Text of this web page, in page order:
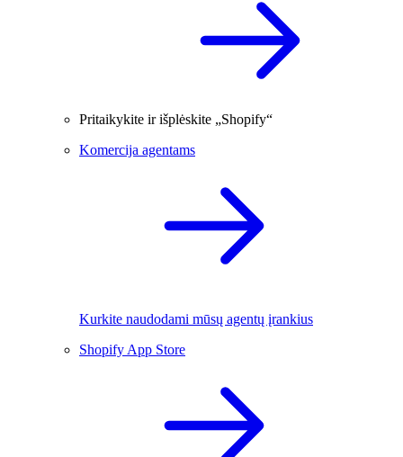
Pritaikykite ir išplėskite „Shopify“
Komercija agentams
Kurkite naudodami mūsų agentų įrankius
Shopify App Store